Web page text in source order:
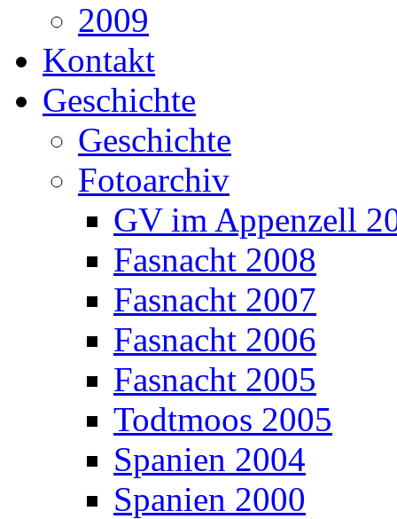
2009
Kontakt
Geschichte
Geschichte
Fotoarchiv
GV im Appenzell
Fasnacht 2008
Fasnacht 2007
Fasnacht 2006
Fasnacht 2005
Todtmoos 2005
Spanien 2004
Spanien 2000